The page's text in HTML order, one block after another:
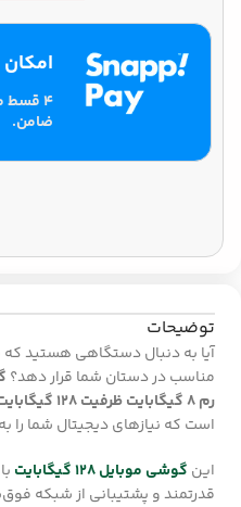
۴ قسط
ضامن.
توضیحات
آیا به دنبال دستگاهی هستید که
مناسب در دستان شما قرار دهد؟
رم 8 گیگابایت ظرفیت 128 گیگابایت
است که نیازهای دیجیتال شما
این گوشی موبایل 128 گیگابایت
قدرتمند و پشتیبانی از شبکه